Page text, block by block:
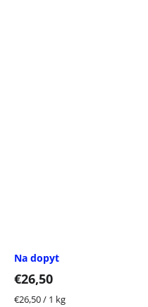
Na dopyt
€26,50
Jednotková
€26,50 / 1 kg